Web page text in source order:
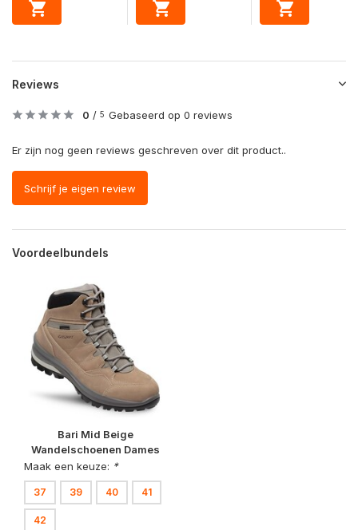
Reviews
0 / 5 Gebaseerd op 0 reviews
Er zijn nog geen reviews geschreven over dit product..
Schrijf je eigen review
Voordeelbundels
Bari Mid Beige
Wandelschoenen Dames
Maak een keuze: *
37 39 40 41
42